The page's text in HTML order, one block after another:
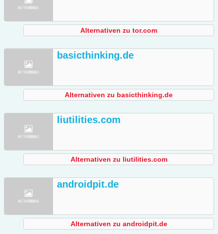
Alternativen zu tor.com
basicthinking.de
Alternativen zu basicthinking.de
liutilities.com
Alternativen zu liutilities.com
androidpit.de
Alternativen zu androidpit.de